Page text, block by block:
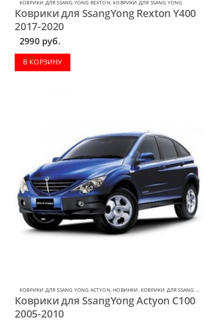
КОВРИКИ ДЛЯ SSANG YONG REXTON КОВРИКИ ДЛЯ SSANG YONG
Коврики для SsangYong Rexton Y400
2017-2020
2990 руб.
В КОРЗИНУ
КОВРИКИ ДЛЯ SSANG YONG ACTYON, НОВИНКИ, КОВРИКИ ДЛЯ SSANG YONG
Коврики для SsangYong Actyon C100
2005-2010